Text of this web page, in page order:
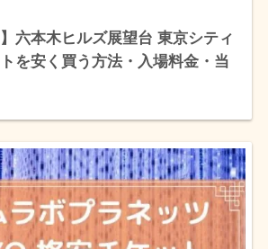
】六本木ヒルズ展望台 東京シティ
を安く買う方法・入場料金・当